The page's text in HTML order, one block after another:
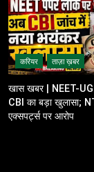
करियर ताज़ा ख़बर
खास खबर | NEET-UG
CBI का बड़ा खुलासा;
एक्सपर्ट्स पर आरोप